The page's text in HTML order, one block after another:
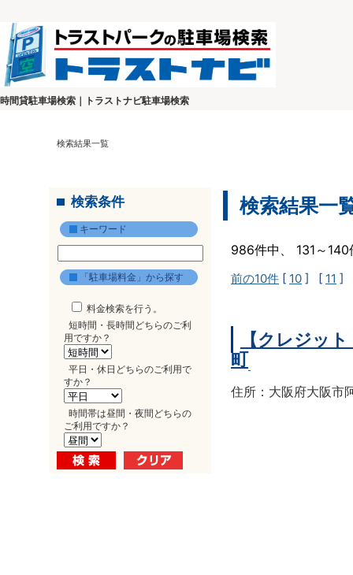
時間貸駐車場検索｜トラストナビ駐車場検索
検索結果一覧
検索条件
キーワード
「駐車場料金」から探す
料金検索を行う。
短時間・長時間どちらのご利
用ですか？
平日・休日どちらのご利用で
すか？
時間帯は昼間・夜間どちらの
ご利用ですか？
検索結果一
986件中、 131～
前の10件 [ 10 ] [ 11 ]
【クレジッ
町
住所：大阪府大阪市